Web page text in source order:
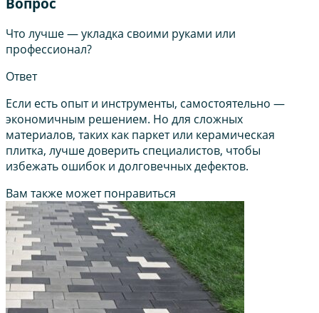
Что лучше — укладка своими руками или
профессионал?
Ответ
Если есть опыт и инструменты, самостоятельно —
экономичным решением. Но для сложных
материалов, таких как паркет или керамическая
плитка, лучше доверить специалистов, чтобы
избежать ошибок и долговечных дефектов.
Вам также может понравиться